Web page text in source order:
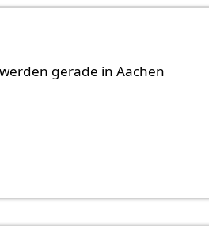
gerade in Aachen